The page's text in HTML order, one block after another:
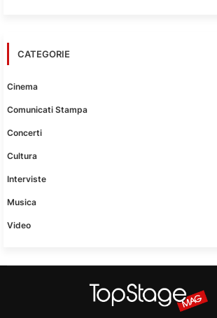
CATEGORIE
Cinema
Comunicati Stampa
Concerti
Cultura
Interviste
Musica
Video